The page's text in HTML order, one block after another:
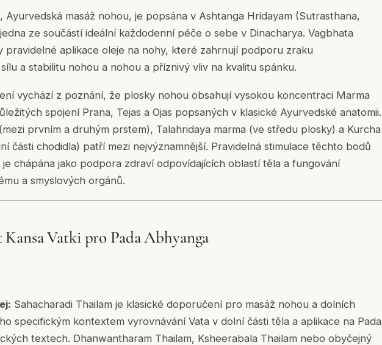
Ayurvedská masáž nohou, je popsána v Ashtanga Hridayam (Sutrasthana,
ze součástí ideální každodenní péče o sebe v Dinacharya. Vagbhata
pravidelné aplikace oleje na nohy, které zahrnují podporu zraku
a stabilitu nohou a nohou a příznivý vliv na kvalitu spánku.
vychází z poznání, že plosky nohou obsahují vysokou koncentraci Marma
spojení Prana, Tejas a Ojas popsaných v klasické Ayurvedské anatomii.
prvním a druhým prstem), Talahridaya marma (ve středu plosky) a Kurcha
části chodidla) patří mezi nejvýznamnější. Pravidelná stimulace těchto bodů
je chápána jako podpora zdraví odpovídajících oblastí těla a fungování
a smyslových orgánů.
Kansa Vatki pro Pada Abhyanga
Sahacharadi Thailam je klasické doporučení pro masáž nohou a dolních
specifickým kontextem vyrovnávání Vata v dolní části těla a aplikace na Pada
textech. Dhanwantharam Thailam, Ksheerabala Thailam nebo obyčejný